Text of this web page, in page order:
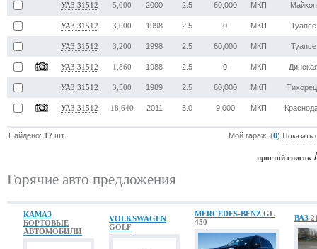
УАЗ 31512 5,000 2000 2.5 60,000 МКП Майкоп
УАЗ 31512 3,000 1998 2.5 0 МКП Туапсе
УАЗ 31512 3,200 1998 2.5 60,000 МКП Туапсе
УАЗ 31512 1,860 1988 2.5 0 МКП
УАЗ 31512 3,500 1989 2.5 60,000 МКП
УАЗ 31512 18,640 2011 3.0 9,000 МКП
Найдено:17 шт. Мой гараж: (0)Показать
простой список
Горячие авто предложения
КАМАЗ
БОРТОВЫЕ
АВТОМОБИЛИ
VOLKSWAGEN
GOLF
MERCEDES-BENZ GL
450
ВАЗ